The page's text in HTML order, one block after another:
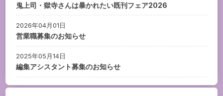
鬼上司・獄寺さんは暴かれたい既刊フェア2026
2026年04月01日
営業職募集のお知らせ
2025年05月14日
編集アシスタント募集のお知らせ